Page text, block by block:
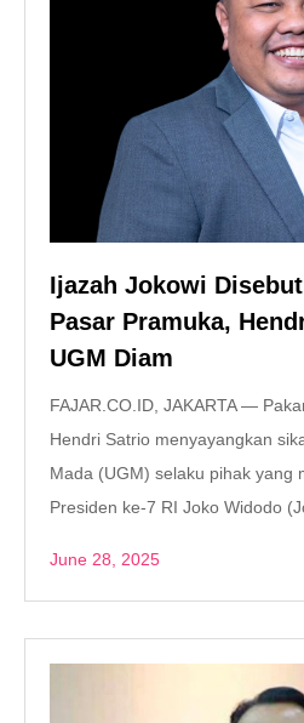
Ijazah Jokowi
Pasar Pramuka,
UGM Diam
FAJAR.CO.ID, JAKARTA —
Hendri Satrio menyayangkan
Mada (UGM) selaku pihak yang
Presiden ke-7 RI Joko Widodo
June 28, 2025